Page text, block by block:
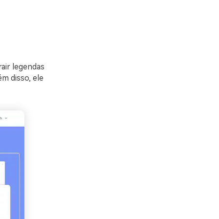
legendas
disso, ele